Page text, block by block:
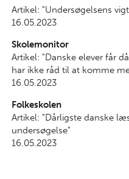
Artikel: "Undersøgelsens
16.05.2023
Skolemonitor
Artikel: "Danske elever får
har ikke råd til at komme
16.05.2023
Folkeskolen
Artikel: "Dårligste danske
undersøgelse"
16.05.2023